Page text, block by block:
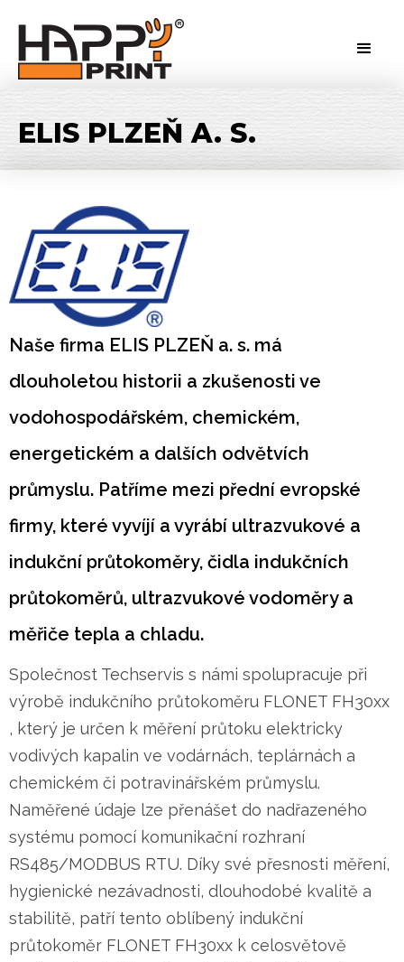
ELIS PLZEŇ A. S.
Naše firma ELIS PLZEŇ a. s. má
dlouholetou historii a zkušenosti ve
vodohospodářském, chemickém,
energetickém a dalších odvětvích
průmyslu. Patříme mezi přední evropské
firmy, které vyvíjí a vyrábí ultrazvukové a
indukční průtokoměry, čidla indukčních
průtokoměrů, ultrazvukové vodoměry a
měřiče tepla a chladu.
Společnost Techservis s námi spolupracuje při
výrobě indukčního průtokoměru FLONET FH30xx
, který je určen k měření průtoku elektricky
vodivých kapalin ve vodárnách, teplárnách a
chemickém či potravinářském průmyslu.
Naměřené údaje lze přenášet do nadřazeného
systému pomocí komunikační rozhraní
RS485/MODBUS RTU. Díky své přesnosti měření,
hygienické nezávadnosti, dlouhodobé kvalitě a
stabilitě, patří tento oblíbený indukční
průtokoměr FLONET FH30xx k celosvětově